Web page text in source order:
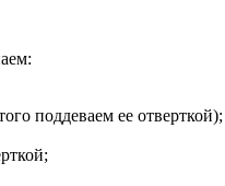
поддеваем ее отверткой);